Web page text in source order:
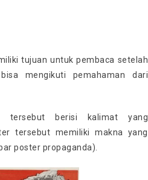
tujuan untuk pembaca setelah
mengikuti pemahaman dari
tersebut berisi kalimat yang
tersebut memiliki makna yang
poster propaganda).